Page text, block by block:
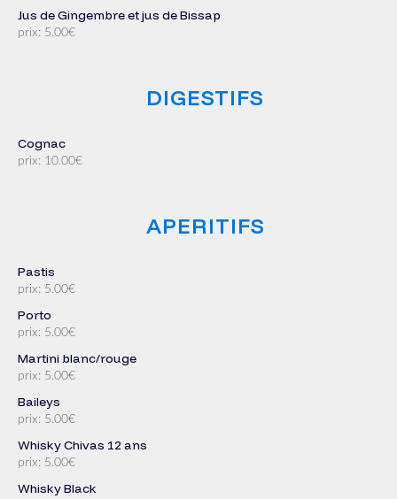
Jus de Gingembre et jus de Bissap
prix: 5.00€
DIGESTIFS
Cognac
prix: 10.00€
APERITIFS
Pastis
prix: 5.00€
Porto
prix: 5.00€
Martini blanc/rouge
prix: 5.00€
Baileys
prix: 5.00€
Whisky Chivas 12 ans
prix: 5.00€
Whisky Black